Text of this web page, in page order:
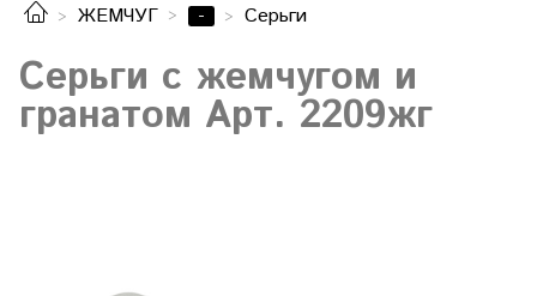
ЖЕМЧУГ - Серьги
Серьги с жемчугом и
гранатом Арт. 2209жг